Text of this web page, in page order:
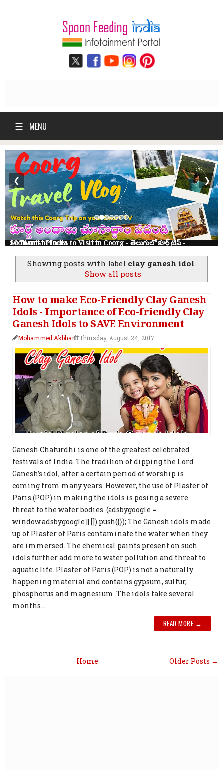
☰ MENU
10 Tourist Places to Visit in Coorg - తెలుగులో కూర్గ్ ట్రిప్ - Scotland of India
❮ ❯
Showing posts with label clay ganesh idol.
Show all posts
How to make Eco-Friendly Clay Ganesh
Idols - Importance of Eco-friendly Clay
Ganesh Idols to SAVE Environment
Mohammed Akbhar Thursday, August 24, 2017
Ganesh Chaturdhi is one of the greatest celebrated
festivals of India. The tradition of dipping the Lord
Ganesh’s idol, after a certain period of worship is
coming from many years. However, the use of Plaster of
Paris (POP) in making the idols is posing a severe
threat to the water bodies. (adsbygoogle =
window.adsbygoogle || []).push({}); The Ganesh idols made
up of Plaster of Paris contaminate the water when they
are immersed. The chemical paints present on such
idols further add more to water pollution and threat to
aquatic life. Plaster of Paris (POP) is not a naturally
happening material and contains gypsum, sulfur,
phosphorus and magnesium. The idols take several
months...
READ MORE →
Older Posts →
Home